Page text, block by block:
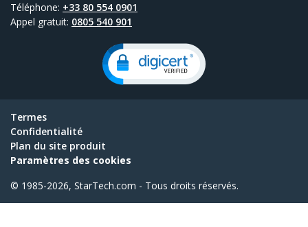
Téléphone: +33 80 554 0901
Appel gratuit: 0805 540 901
Termes
Confidentialité
Plan du site produit
Paramètres des cookies
© 1985-2026, StarTech.com - Tous droits réservés.